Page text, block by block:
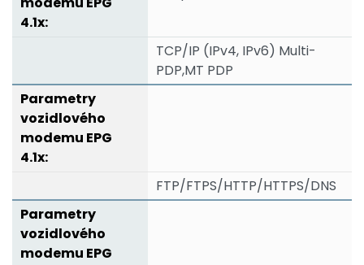
TCP/IP (IPv4, IPv6) Multi-
PDP,MT PDP
FTP/FTPS/HTTP/HTTPS/DNS